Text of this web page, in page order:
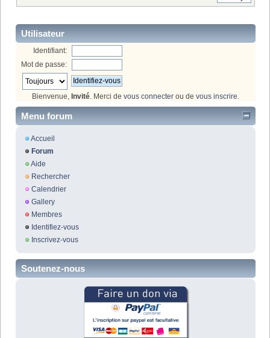
Utilisateur
Identifiant:
Mot de passe:
Bienvenue, Invité. Merci de vous connecter ou de vous inscrire.
Menu forum
Accueil
Forum
Aide
Rechercher
Calendrier
Gallery
Membres
Identifiez-vous
Inscrivez-vous
Soutenez-nous